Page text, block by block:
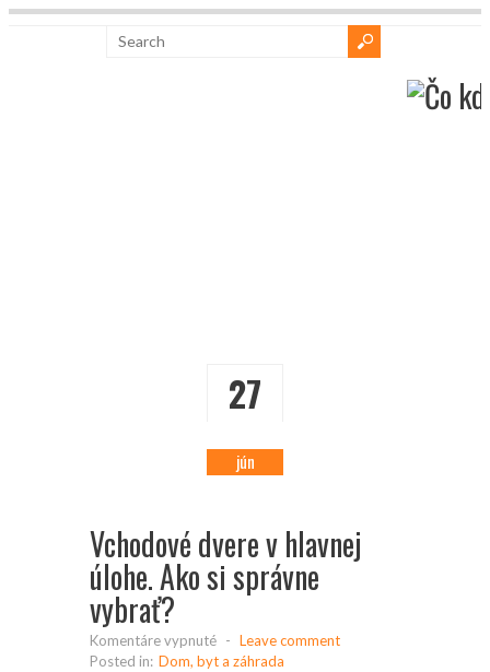
27
jún
Vchodové dvere v hlavnej
úlohe. Ako si správne
vybrať?
Komentáre vypnuténa
Vchodové
- Leave comment
Posted in: Dom, byt a záhrada